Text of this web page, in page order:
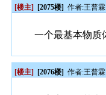
[楼主] [2075楼] 作者:王普霖
一个最基本物质
[楼主] [2076楼] 作者:王普霖